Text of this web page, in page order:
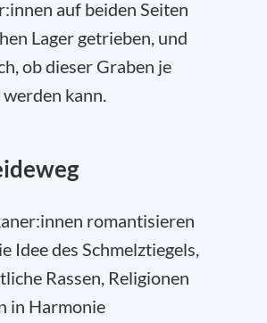
auf beiden Seiten
Lager getrieben, und
ob dieser Graben je
kann.
romantisieren
Idee des Schmelztiegels,
Rassen, Religionen
in Harmonie